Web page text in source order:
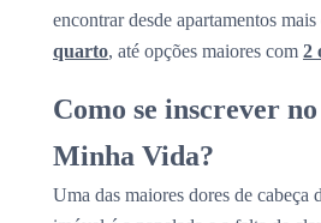
encontrar desde apartamentos
quarto, até opções maiores com 2
Como se inscrever
Minha Vida?
Uma das maiores dores de cabeça